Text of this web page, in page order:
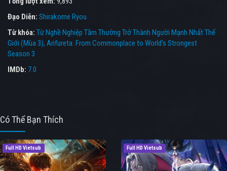
Đạo Diễn: Shirakome Ryou
Từ khóa: Từ Nghề Nghiệp Tầm Thường Trở Thành Người Mạnh Nhất Thế
Giới (Mùa 3), Arifureta: From Commonplace to World's Strongest
Season 3
IMDb: 7.0
Có Thể Bạn Thích
Full HD Vietsub Full HD Vietsub